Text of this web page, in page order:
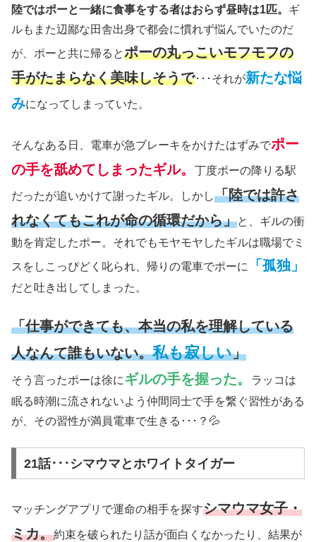
陸ではポーと一緒に食事をする者はおらず昼時は1匹。 ギ
ルもまた辺鄙な田舎出身で都会に慣れず悩んでいたのだ
が、ポーと共に帰るとポーの丸っこいモフモフの
手がたまらなく美味しそうで･･･それが新たな悩
みになってしまっていた。
そんなある日、電車が急ブレーキをかけたはずみでポー
の手を舐めてしまったギル。
丁度ポーの降りる駅
だったが追いかけて謝ったギル。しかし「陸では許さ
れなくてもこれが命の循環だから」と、ギルの衝
動を肯定したポー。それでもモヤモヤしたギルは職場でミ
スをしこっぴどく叱られ、帰りの電車でポーに
「孤独」
だと吐き出してしまった。
「仕事ができても、本当の私を理解している
人なんて誰もいない。私も寂しい」
そう言ったポーは徐にギルの手を握った。
ラッコは
眠る時潮に流されないよう仲間同士で手を繋ぐ習性がある
が、その習性が満員電車で生きる･･･？💦
21話･･･シマウマとホワイトタイガー
マッチングアプリで運命の相手を探すシマウマ女子・
ミカ。約束を破られたり話が面白くなかったり、結果が